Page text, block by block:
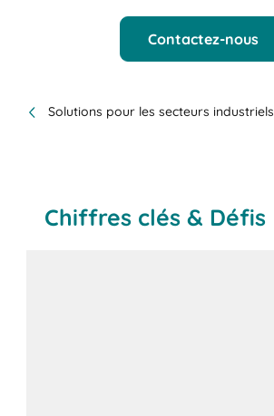
Contactez-nous
Solutions pour les secteurs industriels
Chiffres clés & Défis